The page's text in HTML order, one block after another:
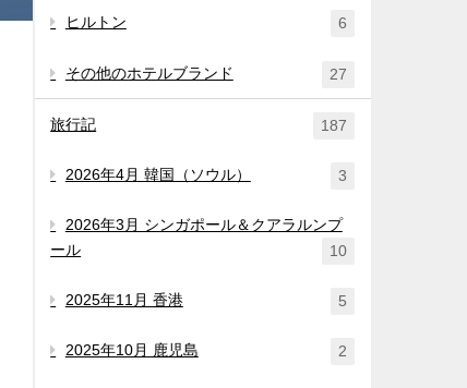
ヒルトン 6
その他のホテルブランド 27
旅行記 187
2026年4月 韓国（ソウル） 3
2026年3月 シンガポール＆クアラルンプ
ール
10
2025年11月 香港 5
2025年10月 鹿児島 2